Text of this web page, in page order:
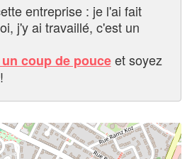
entreprise : je l'ai fait
j'y ai travaillé, c'est un
coup de pouceet soyez